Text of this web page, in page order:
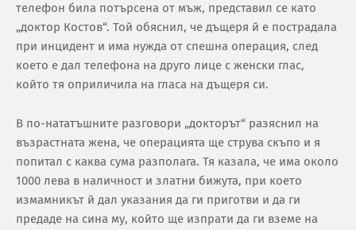
телефон била потърсена от мъж, представил се като
„доктор Костов“. Той обяснил, че дъщеря й е пострадала
при инцидент и има нужда от спешна операция, след
което е дал телефона на друго лице с женски глас,
който тя оприличила на гласа на дъщеря си.
В по-нататъшните разговори „докторът“ разяснил на
възрастната жена, че операцията ще струва скъпо и я
попитал с каква сума разполага. Тя казала, че има около
1000 лева в наличност и златни бижута, при което
измамникът й дал указания да ги приготви и да ги
предаде на сина му, който ще изпрати да ги вземе на